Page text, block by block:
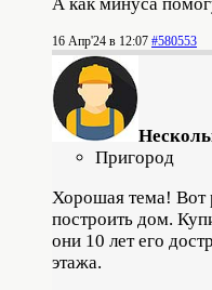
16 Апр'24 в 12:07 #580553
Пригород
Хорошая тема! Вот
построить дом.
они 10 лет его
этажа.